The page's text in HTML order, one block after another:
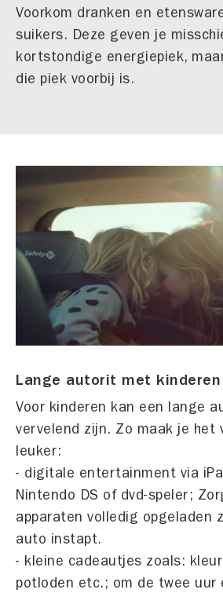
Voorkom dranken en
suikers. Deze geven je
kortstondige energiepiek,
die piek voorbij is.
Lange autorit met kinderen
Voor kinderen kan een lange
vervelend zijn. Zo maak je het
leuker:
- digitale entertainment via
Nintendo DS of dvd-speler;
apparaten volledig opgeladen
auto instapt.
- kleine cadeautjes zoals:
potloden etc.; om de twee uur